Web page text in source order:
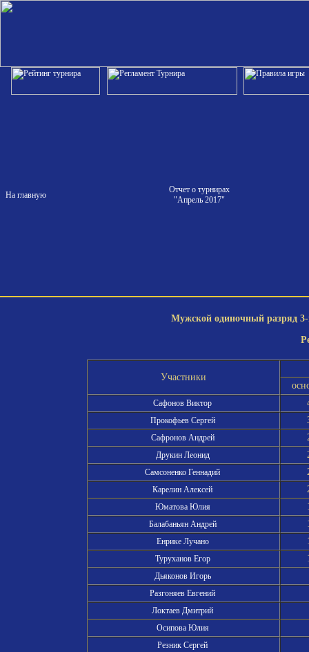
На главную
Отчет о турнирах
"Апрель 2017"
Мужской одиночный разряд 3-
Участники
Сафонов Виктор
Прокофьев Сергей
Сафронов Андрей
Друкин Леонид
Самсоненко Геннадий
Карелин Алексей
Юматова Юлия
Балабаньян Андрей
Енрике Лучано
Туруханов Егор
Дьяконов Игорь
Разгоняев Евгений
Локтаев Дмитрий
Осипова Юлия
Резник Сергей